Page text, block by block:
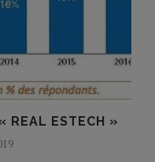
REAL ESTECH »